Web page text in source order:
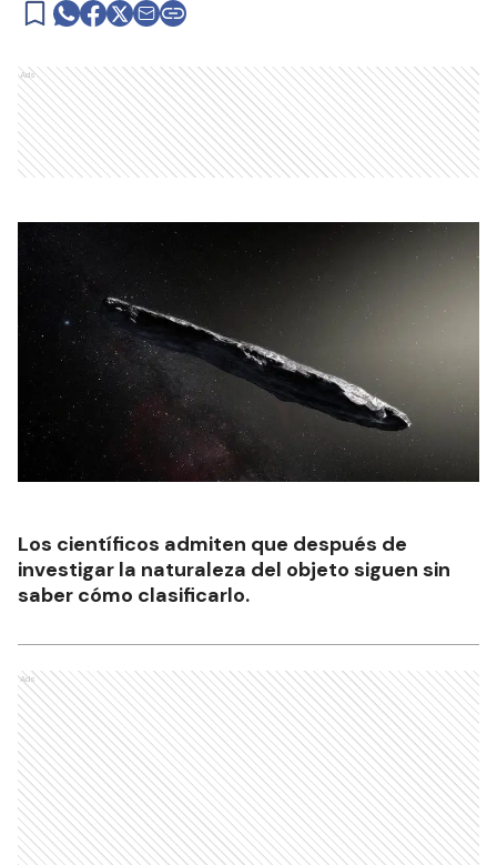
Ads
Los científicos admiten que después de
investigar la naturaleza del objeto siguen sin
saber cómo clasificarlo.
Ads